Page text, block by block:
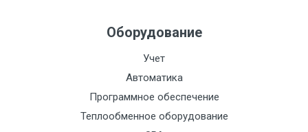
Оборудование
Учет
Автоматика
Программное обеспечение
Теплообменное оборудование